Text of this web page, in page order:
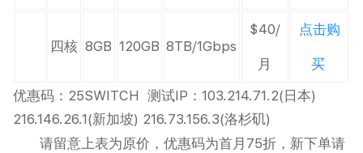
四核 8GB 120GB 8TB/1Gbps
$40/
月
点击购
买
优惠码：25SWITCH 测试IP：103.214.71.2(日本)
216.146.26.1(新加坡) 216.73.156.3(洛杉矶)
请留意上表为原价，优惠码为首月75折，新下单请